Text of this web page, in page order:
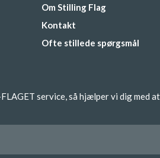
Om Stilling Flag
Kontakt
Ofte stillede spørgsmål
service, så hjælper vi dig med at